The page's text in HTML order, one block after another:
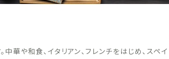
華や和食、イタリアン、フレンチをはじめ、スペイ